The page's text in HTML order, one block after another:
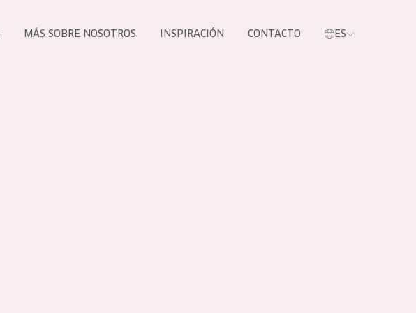
MÁS SOBRE NOSOTROS INSPIRACIÓN CONTACTO ES